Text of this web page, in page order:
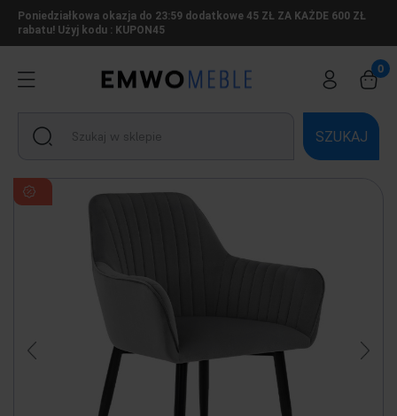
Poniedziałkowa okazja do 23:59 dodatkowe 45 ZŁ ZA KAŻDE 600 ZŁ
rabatu! Użyj kodu : KUPON45
SZUKAJ